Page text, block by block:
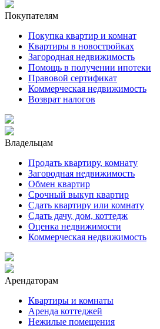
Покупателям
Покупка квартир и комнат
Квартиры в новостройках
Загородная недвижимость
Помощь в получении ипотеки
Правовой сертификат
Коммерческая недвижимость
Возврат налогов
Владельцам
Продать квартиру, комнату
Загородная недвижимость
Обмен квартир
Срочный выкуп квартир
Сдать квартиру или комнату
Сдать дачу, дом, коттедж
Оценка недвижимости
Коммерческая недвижимость
Арендаторам
Квартиры и комнаты
Аренда коттеджей
Нежилые помещения